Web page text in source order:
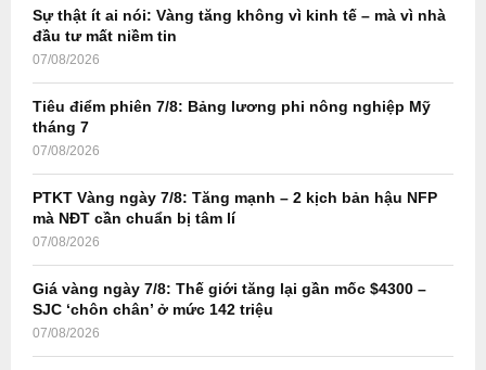
r
H
Sự thật ít ai nói: Vàng tăng không vì kinh tế – mà vì nhà
đầu tư mất niềm tin
07/08/2026
Tiêu điểm phiên 7/8: Bảng lương phi nông nghiệp Mỹ
tháng 7
07/08/2026
PTKT Vàng ngày 7/8: Tăng mạnh – 2 kịch bản hậu NFP
mà NĐT cần chuẩn bị tâm lí
07/08/2026
Giá vàng ngày 7/8: Thế giới tăng lại gần mốc $4300 –
SJC ‘chôn chân’ ở mức 142 triệu
07/08/2026